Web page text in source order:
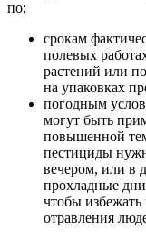
по:
срокам
полевых
растений или
на упаковках
погодным
могут быть
повышенной
пестициды
вечером, или в
прохладные
чтобы
отравления